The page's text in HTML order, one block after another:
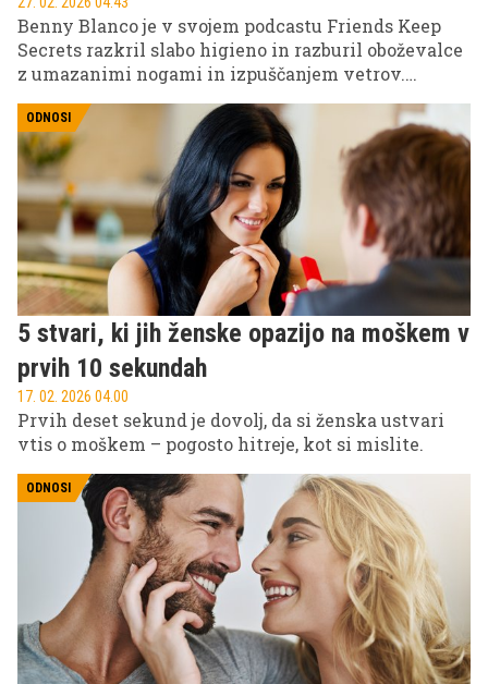
Benny Blanco je v svojem podcastu Friends Keep
Secrets razkril slabo higieno in razburil oboževalce
z umazanimi nogami in izpuščanjem vetrov.
Oboževalci se zdaj sprašujejo, kako ga Selena Gomez
sploh prenaša ...
ODNOSI
5 stvari, ki jih ženske opazijo na moškem v
prvih 10 sekundah
17. 02. 2026 04.00
Prvih deset sekund je dovolj, da si ženska ustvari
vtis o moškem – pogosto hitreje, kot si mislite.
ODNOSI